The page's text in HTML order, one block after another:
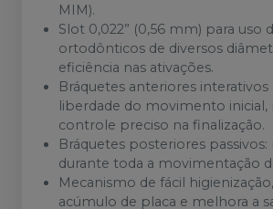
MIM).
Slot 0,022” (0,56 mm) para uso
ortodônticos de diversos
eficiência nas ativações.
Bráquetes anteriores interativos
liberdade do movimento inicial,
controle preciso na finalização.
Bráquetes posteriores
durante toda a movimentação
Mecanismo de fácil
acúmulo de placa e melhora a